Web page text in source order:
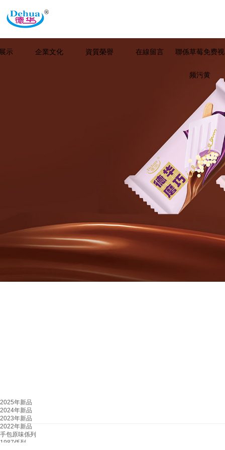
示 企業文化 資質榮譽 在線留言 聯係草莓免费视
频污黄
2025年新品
2024年新品
2023年新品
2022年新品
手包原味係列
1987係列